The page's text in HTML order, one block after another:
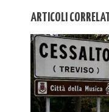
ARTICOLI